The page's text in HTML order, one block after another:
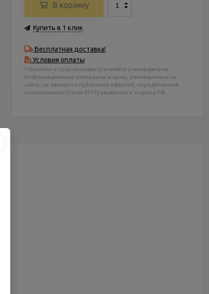
В корзину
Купить в 1 клик
Бесплатная доставка!
Условия оплаты
* Наличие и срок поставки уточняйте у менеджеров.
Информационные материалы и цены, размещенные на
сайте, не являются публичной офертой, определяемой
положениями Статьи 437 Гражданского кодекса РФ.